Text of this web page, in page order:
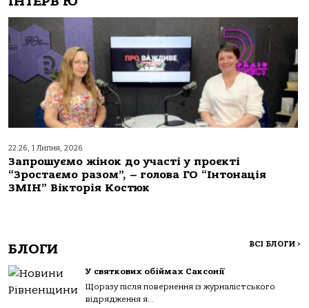
22:26, 1 Липня, 2026
Запрошуємо жінок до участі у проєкті
“Зростаємо разом”, – голова ГО “Інтонація
ЗМІН” Вікторія Костюк
БЛОГИ ВСІ БЛОГИ >
У святкових обіймах Саксонії
Щоразу після повернення із журналістського
відрядження я...